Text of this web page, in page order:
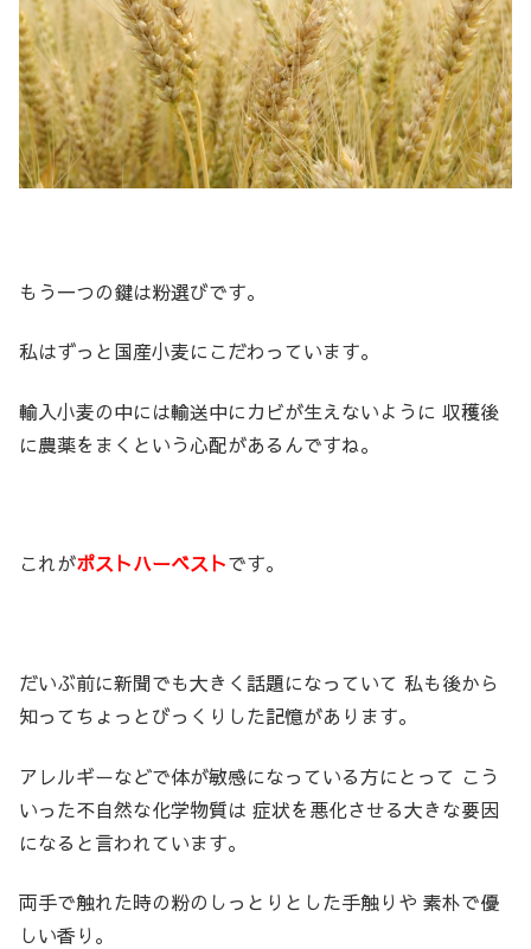
もう一つの鍵は粉選びです。
私はずっと国産小麦にこだわっています。
輸入小麦の中には輸送中にカビが生えないように 収穫後
に農薬をまくという心配があるんですね。
これがポストハーベストです。
だいぶ前に新聞でも大きく話題になっていて 私も後から
知ってちょっとびっくりした記憶があります。
アレルギーなどで体が敏感になっている方にとって こう
いった不自然な化学物質は 症状を悪化させる大きな要因
になると言われています。
両手で触れた時の粉のしっとりとした手触りや 素朴で優
しい香り。